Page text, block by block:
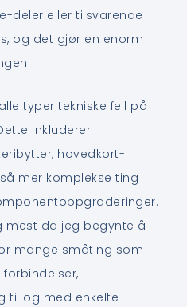
deler eller tilsvarende
og det gjør en enorm
typer tekniske feil på
inkluderer
hovedkort-
mer komplekse ting
mest da jeg begynte å
mange småting som
til og med enkelte